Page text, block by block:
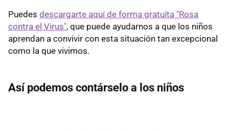
Puedes descargarte aquí de forma gratuita "Rosa
contra el Virus", que puede ayudarnos a que los niños
aprendan a convivir con esta situación tan excepcional
como la que vivimos.
Así podemos contárselo a los niños